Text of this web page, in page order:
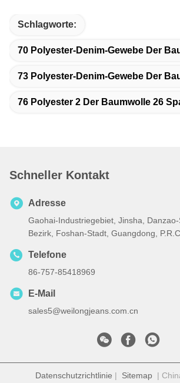
Schlagworte:
70 Polyester-Denim-Gewebe Der
73 Polyester-Denim-Gewebe Der
76 Polyester 2 Der Baumwolle 26
Schneller Kontakt
Adresse
Gaohai-Industriegebiet, Jinsha,
Bezirk, Foshan-Stadt, Guangdong,
Telefone
86-757-85418969
E-Mail
sales5@weilongjeans.com.cn
Datenschutzrichtlinie | Sitemap|